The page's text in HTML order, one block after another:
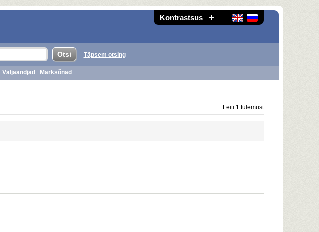
Kontrastsus
Täpsem otsing
Väljaandjad Märksõnad
Leiti 1 tulemust